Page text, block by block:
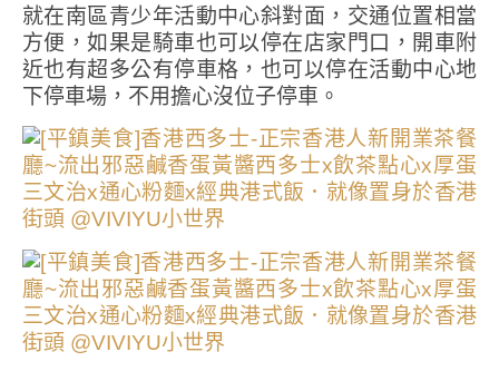
就在南區青少年活動中心斜對面，交通位置相當
方便，如果是騎車也可以停在店家門口，開車附
近也有超多公有停車格，也可以停在活動中心地
下停車場，不用擔心沒位子停車。